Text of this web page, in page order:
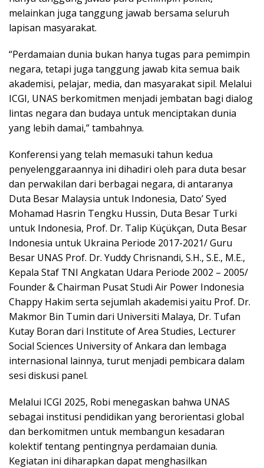
melainkan juga tanggung jawab bersama seluruh
lapisan masyarakat.
“Perdamaian dunia bukan hanya tugas para pemimpin
negara, tetapi juga tanggung jawab kita semua baik
akademisi, pelajar, media, dan masyarakat sipil. Melalui
ICGI, UNAS berkomitmen menjadi jembatan bagi dialog
lintas negara dan budaya untuk menciptakan dunia
yang lebih damai,” tambahnya.
Konferensi yang telah memasuki tahun kedua
penyelenggaraannya ini dihadiri oleh para duta besar
dan perwakilan dari berbagai negara, di antaranya
Duta Besar Malaysia untuk Indonesia, Dato’ Syed
Mohamad Hasrin Tengku Hussin, Duta Besar Turki
untuk Indonesia, Prof. Dr. Talip Küçükçan, Duta Besar
Indonesia untuk Ukraina Periode 2017-2021/ Guru
Besar UNAS Prof. Dr. Yuddy Chrisnandi, S.H., S.E., M.E.,
Kepala Staf TNI Angkatan Udara Periode 2002 – 2005/
Founder & Chairman Pusat Studi Air Power Indonesia
Chappy Hakim serta sejumlah akademisi yaitu Prof. Dr.
Makmor Bin Tumin dari Universiti Malaya, Dr. Tufan
Kutay Boran dari Institute of Area Studies, Lecturer
Social Sciences University of Ankara dan lembaga
internasional lainnya, turut menjadi pembicara dalam
sesi diskusi panel.
Melalui ICGI 2025, Robi menegaskan bahwa UNAS
sebagai institusi pendidikan yang berorientasi global
dan berkomitmen untuk membangun kesadaran
kolektif tentang pentingnya perdamaian dunia.
Kegiatan ini diharapkan dapat menghasilkan